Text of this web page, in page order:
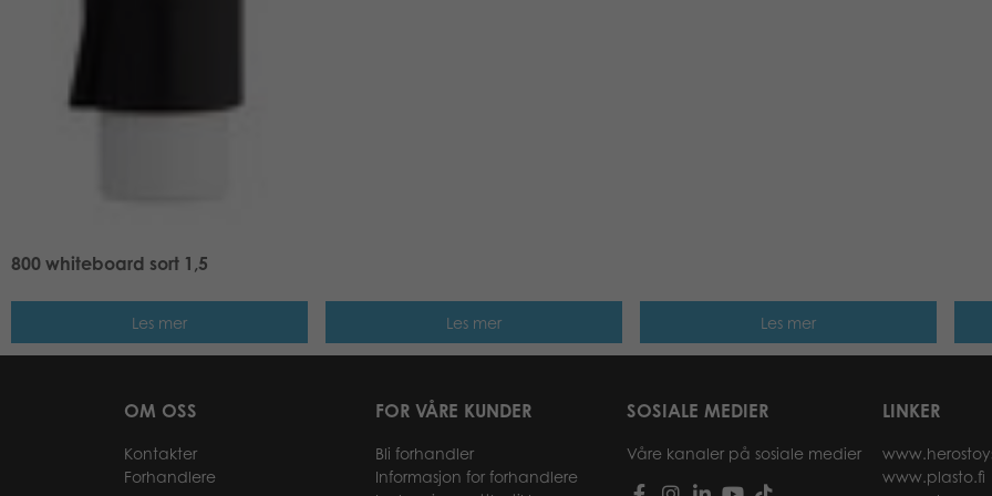
800 whiteboard sort 1,5
Les mer Les mer Les mer
OM OSS
Kontakter
Forhandlere
FOR VÅRE KUNDER
Bli forhandler
Informasjon for forhandlere
SOSIALE MEDIER
Våre kanaler på sosiale medier
LINKER
www.plasto.fi